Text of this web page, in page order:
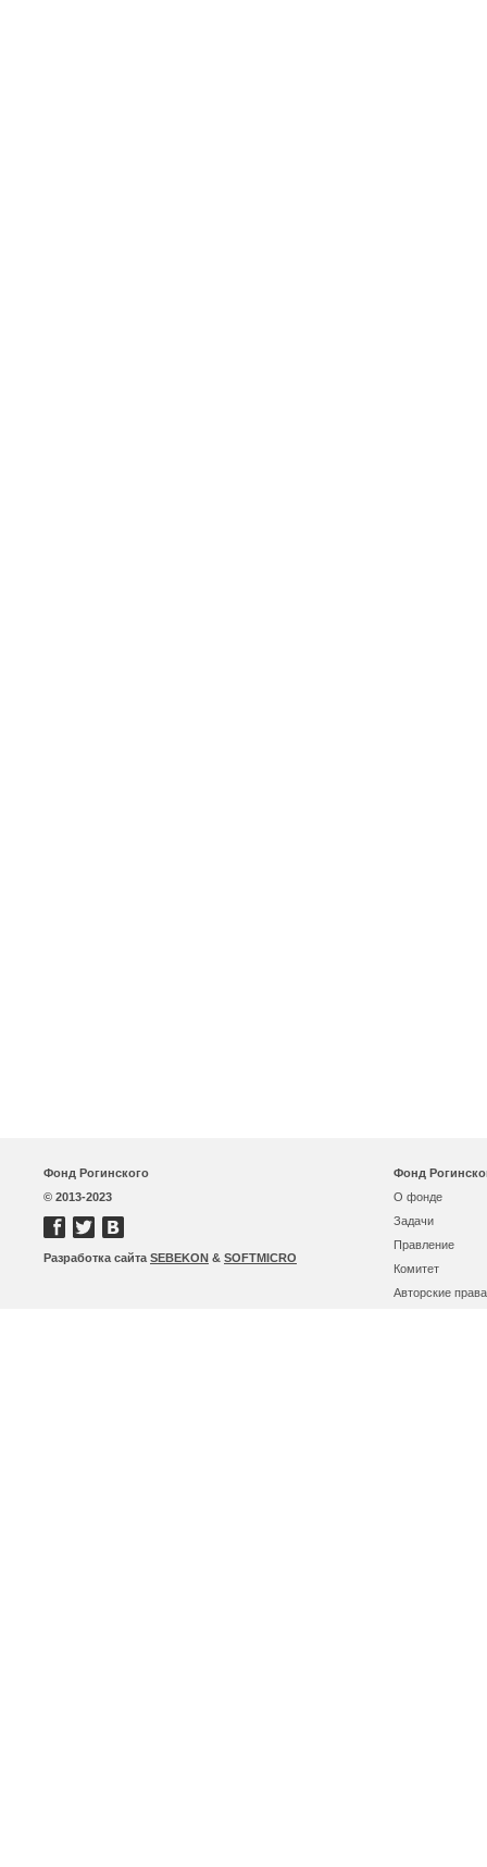
Фонд Рогинского
© 2013-2023
Разработка сайта SEBEKON & SOFTMICRO
Фонд
О фонде
Задачи
Правление
Комитет
Авторские права